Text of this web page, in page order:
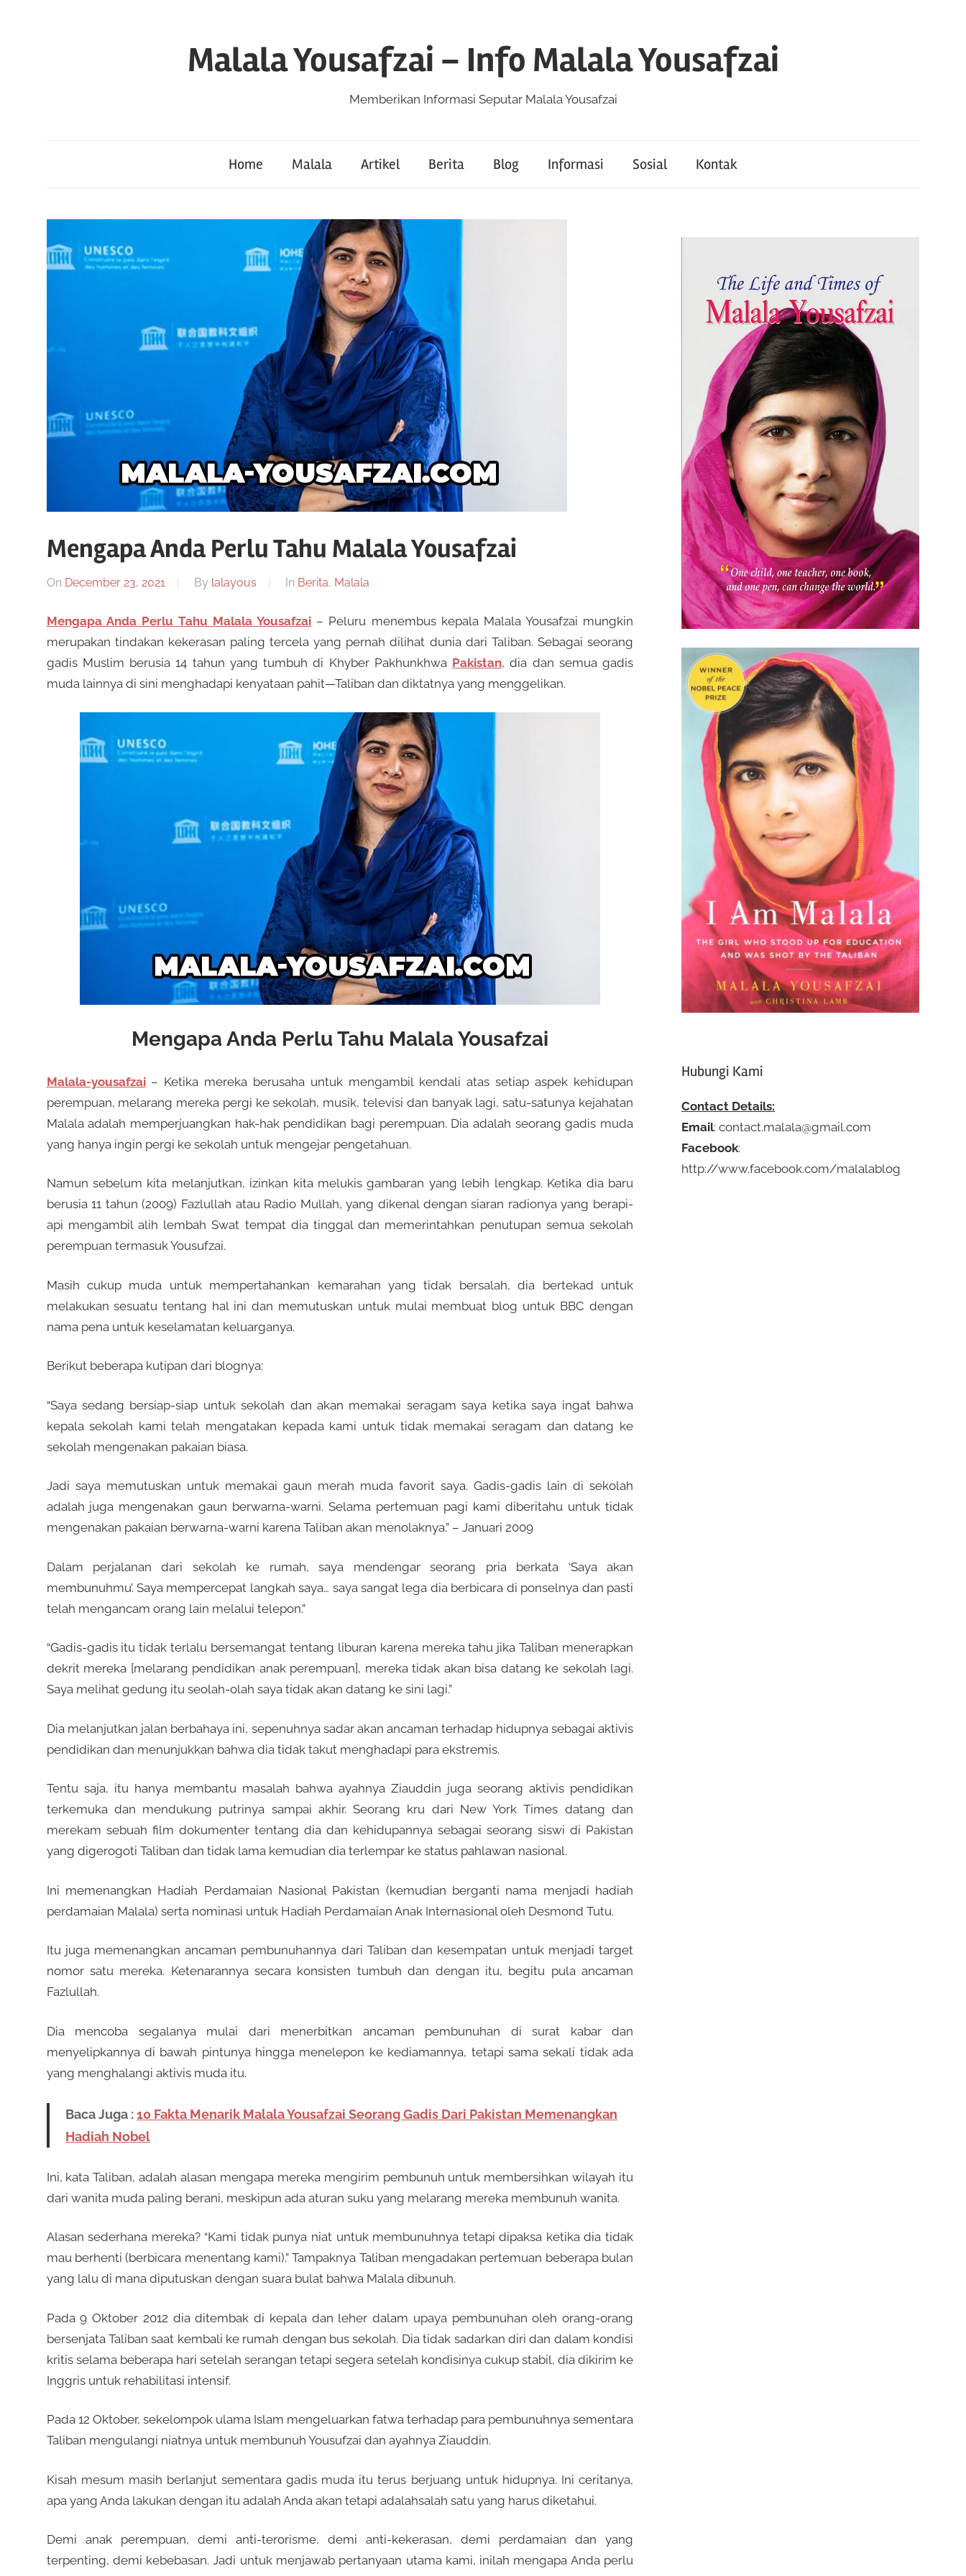
Malala Yousafzai – Info Malala Yousafzai
Memberikan Informasi Seputar Malala Yousafzai
Home Malala Artikel Berita Blog Informasi Sosial Kontak
Mengapa Anda Perlu Tahu Malala Yousafzai
On December 23, 2021 By lalayous In Berita, Malala
Mengapa Anda Perlu Tahu Malala Yousafzai – Peluru menembus kepala Malala Yousafzai mungkin
merupakan tindakan kekerasan paling tercela yang pernah dilihat dunia dari Taliban. Sebagai seorang
gadis Muslim berusia 14 tahun yang tumbuh di Khyber Pakhunkhwa Pakistan, dia dan semua gadis
muda lainnya di sini menghadapi kenyataan pahit—Taliban dan diktatnya yang menggelikan.
Mengapa Anda Perlu Tahu Malala Yousafzai
Malala-yousafzai– Ketika mereka berusaha untuk mengambil kendali atas setiap aspek kehidupan
perempuan, melarang mereka pergi ke sekolah, musik, televisi dan banyak lagi, satu-satunya kejahatan
Malala adalah memperjuangkan hak-hak pendidikan bagi perempuan. Dia adalah seorang gadis muda
yang hanya ingin pergi ke sekolah untuk mengejar pengetahuan.
Namun sebelum kita melanjutkan, izinkan kita melukis gambaran yang lebih lengkap. Ketika dia baru
berusia 11 tahun (2009) Fazlullah atau Radio Mullah, yang dikenal dengan siaran radionya yang berapi-
api mengambil alih lembah Swat tempat dia tinggal dan memerintahkan penutupan semua sekolah
perempuan termasuk Yousufzai.
Masih cukup muda untuk mempertahankan kemarahan yang tidak bersalah, dia bertekad untuk
melakukan sesuatu tentang hal ini dan memutuskan untuk mulai membuat blog untuk BBC dengan
nama pena untuk keselamatan keluarganya.
Berikut beberapa kutipan dari blognya:
“Saya sedang bersiap-siap untuk sekolah dan akan memakai seragam saya ketika saya ingat bahwa
kepala sekolah kami telah mengatakan kepada kami untuk tidak memakai seragam dan datang ke
sekolah mengenakan pakaian biasa.
Jadi saya memutuskan untuk memakai gaun merah muda favorit saya. Gadis-gadis lain di sekolah
adalah juga mengenakan gaun berwarna-warni. Selama pertemuan pagi kami diberitahu untuk tidak
mengenakan pakaian berwarna-warni karena Taliban akan menolaknya.” – Januari 2009
Dalam perjalanan dari sekolah ke rumah, saya mendengar seorang pria berkata ‘Saya akan
membunuhmu’. Saya mempercepat langkah saya… saya sangat lega dia berbicara di ponselnya dan pasti
telah mengancam orang lain melalui telepon.”
“Gadis-gadis itu tidak terlalu bersemangat tentang liburan karena mereka tahu jika Taliban menerapkan
dekrit mereka [melarang pendidikan anak perempuan], mereka tidak akan bisa datang ke sekolah lagi.
Saya melihat gedung itu seolah-olah saya tidak akan datang ke sini lagi.”
Dia melanjutkan jalan berbahaya ini, sepenuhnya sadar akan ancaman terhadap hidupnya sebagai aktivis
pendidikan dan menunjukkan bahwa dia tidak takut menghadapi para ekstremis.
Tentu saja, itu hanya membantu masalah bahwa ayahnya Ziauddin juga seorang aktivis pendidikan
terkemuka dan mendukung putrinya sampai akhir. Seorang kru dari New York Times datang dan
merekam sebuah film dokumenter tentang dia dan kehidupannya sebagai seorang siswi di Pakistan
yang digerogoti Taliban dan tidak lama kemudian dia terlempar ke status pahlawan nasional.
Ini memenangkan Hadiah Perdamaian Nasional Pakistan (kemudian berganti nama menjadi hadiah
perdamaian Malala) serta nominasi untuk Hadiah Perdamaian Anak Internasional oleh Desmond Tutu.
Itu juga memenangkan ancaman pembunuhannya dari Taliban dan kesempatan untuk menjadi target
nomor satu mereka. Ketenarannya secara konsisten tumbuh dan dengan itu, begitu pula ancaman
Fazlullah.
Dia mencoba segalanya mulai dari menerbitkan ancaman pembunuhan di surat kabar dan
menyelipkannya di bawah pintunya hingga menelepon ke kediamannya, tetapi sama sekali tidak ada
yang menghalangi aktivis muda itu.
Baca Juga :10 Fakta Menarik Malala Yousafzai Seorang Gadis Dari Pakistan Memenangkan
Hadiah Nobel
Ini, kata Taliban, adalah alasan mengapa mereka mengirim pembunuh untuk membersihkan wilayah itu
dari wanita muda paling berani, meskipun ada aturan suku yang melarang mereka membunuh wanita.
Alasan sederhana mereka? “Kami tidak punya niat untuk membunuhnya tetapi dipaksa ketika dia tidak
mau berhenti (berbicara menentang kami).” Tampaknya Taliban mengadakan pertemuan beberapa bulan
yang lalu di mana diputuskan dengan suara bulat bahwa Malala dibunuh.
Pada 9 Oktober 2012 dia ditembak di kepala dan leher dalam upaya pembunuhan oleh orang-orang
bersenjata Taliban saat kembali ke rumah dengan bus sekolah. Dia tidak sadarkan diri dan dalam kondisi
kritis selama beberapa hari setelah serangan tetapi segera setelah kondisinya cukup stabil, dia dikirim ke
Inggris untuk rehabilitasi intensif.
Pada 12 Oktober, sekelompok ulama Islam mengeluarkan fatwa terhadap para pembunuhnya sementara
Taliban mengulangi niatnya untuk membunuh Yousufzai dan ayahnya Ziauddin.
Kisah mesum masih berlanjut sementara gadis muda itu terus berjuang untuk hidupnya. Ini ceritanya,
apa yang Anda lakukan dengan itu adalah Anda akan tetapi adalahsalah satu yang harus diketahui.
Demi anak perempuan, demi anti-terorisme, demi anti-kekerasan, demi perdamaian dan yang
terpenting, demi kebebasan. Jadi untuk menjawab pertanyaan utama kami, inilah mengapa Anda perlu
Hubungi Kami
Contact Details:
Email: contact.malala@gmail.com
Facebook:
http://www.facebook.com/malalablog